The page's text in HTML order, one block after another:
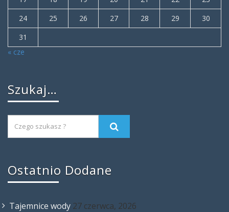
24
25 26 27 28 29
30
31
« cze
Szukaj…
Ostatnio Dodane
Tajemnice wody 27 czerwca, 2026